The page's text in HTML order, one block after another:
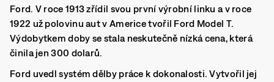
Ford. V roce 1913 zřídil svou první výrobní linku a v roce
1922 už polovinu aut v Americe tvořil Ford Model T.
Výdobytkem doby se stala neskutečně nízká cena, která
činila jen 300 dolarů.
Ford uvedl systém dělby práce k dokonalosti. Vytvořil jej